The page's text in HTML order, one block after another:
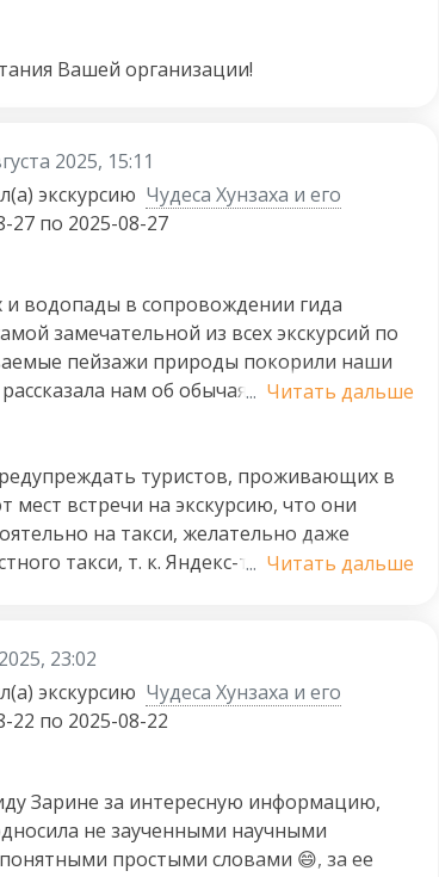
не было ничего невозможного) и,
Рафика, который не просто вел машину,
Вашей организации!
2025, 15:11
экскурсию Чудеса Хунзаха и его
27 по 2025-08-27
и водопады в сопровождении гида
замечательной из всех экскурсий по
пейзажи природы покорили наши
нам об обычаях, традициях
национальные блюда и участвовали в
была внимательна к каждому
ей за профессионализм, доброту и
... Читать дальше
туристов, проживающих в
мест встречи на экскурсию, что они
на такси, желательно даже
такси, т. к. Яндекс-такси в 06.00
Спасало правда то, что экскурсии
отправление на 1-2часа.
... Читать дальше
23:02
экскурсию Чудеса Хунзаха и его
22 по 2025-08-22
Зарине за интересную информацию,
не заученными научными
простыми словами 😄, за ее